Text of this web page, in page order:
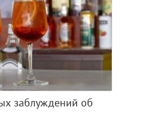
заблуждений об